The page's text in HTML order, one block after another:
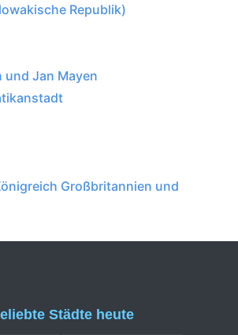
Republik)
Jan Mayen
Großbritannien und
Städte heute